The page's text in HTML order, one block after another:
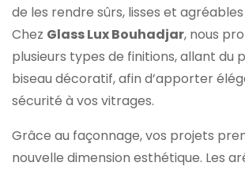
de les rendre sûrs, lisses et
Chez Glass Lux Bouhadjar, nous
plusieurs types de finitions, allant du
biseau décoratif, afin d’apporter
sécurité à vos vitrages.
Grâce au façonnage, vos projets
nouvelle dimension esthétique. Les